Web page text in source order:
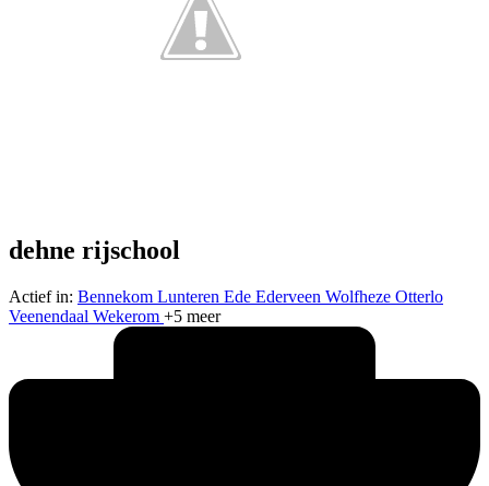
dehne rijschool
Actief in: Bennekom Lunteren Ede Ederveen Wolfheze Otterlo
Veenendaal Wekerom +5 meer